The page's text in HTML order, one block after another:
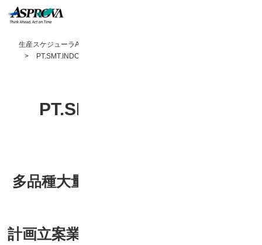
生産スケジューラAsprova TOP
PT.SMT.INDONESIA 様
PT.SMT.INDONESIA 様
多品種大量生産を乗り越えるために
計画立案業務のリードタイムは3日か